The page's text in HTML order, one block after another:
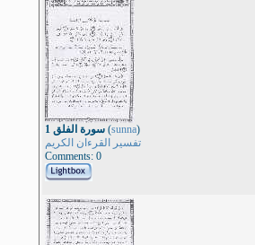
سورة الفلق 1 (sunna)
تفسير القرءان الكريم
Comments: 0